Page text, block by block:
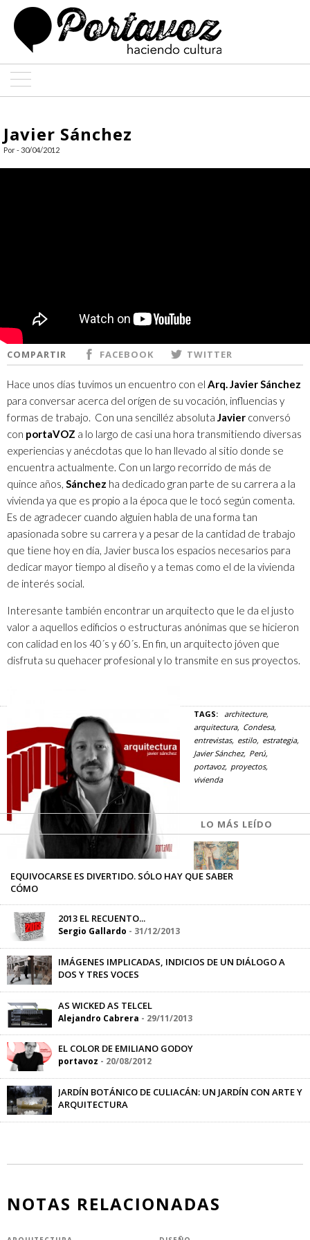
ARQUITECTURA
Javier Sánchez
Por - 30/04/2012
COMPARTIR FACEBOOK TWITTER
Hace unos días tuvimos un encuentro con el Arq. Javier Sánchez
para conversar acerca del orígen de su vocación, influencias y
formas de trabajo. Con una sencilléz absoluta Javier conversó
con portaVOZ a lo largo de casi una hora transmitiendo diversas
experiencias y anécdotas que lo han llevado al sitio donde se
encuentra actualmente. Con un largo recorrido de más de
quince años, Sánchez ha dedicado gran parte de su carrera a la
vivienda ya que es propio a la época que le tocó según comenta.
Es de agradecer cuando alguien habla de una forma tan
apasionada sobre su carrera y a pesar de la cantidad de trabajo
que tiene hoy en día, Javier busca los espacios necesarios para
dedicar mayor tiempo al diseño y a temas como el de la vivienda
de interés social.
Interesante también encontrar un arquitecto que le da el justo
valor a aquellos edificios o estructuras anónimas que se hicieron
con calidad en los 40´s y 60´s. En fin, un arquitecto jóven que
disfruta su quehacer profesional y lo transmite en sus proyectos.
TAGS:
architecture
arquitectura Condesa
entrevistas estilo estrategia
Javier Sánchez Perú
portavoz proyectos
vivienda
LO MÁS LEÍDO
EQUIVOCARSE ES DIVERTIDO. SÓLO HAY QUE SABER
CÓMO
2013 EL RECUENTO...
Sergio Gallardo - 31/12/2013
IMÁGENES IMPLICADAS, INDICIOS DE UN DIÁLOGO A
DOS Y TRES VOCES
AS WICKED AS TELCEL
Alejandro Cabrera - 29/11/2013
EL COLOR DE EMILIANO GODOY
portavoz - 20/08/2012
JARDÍN BOTÁNICO DE CULIACÁN: UN JARDÍN CON ARTE Y
ARQUITECTURA
NOTAS RELACIONADAS